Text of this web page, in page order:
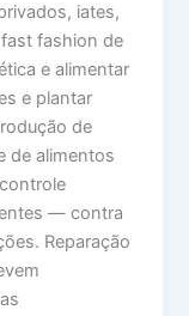
iates,
fashion de
e alimentar
e plantar
de
de alimentos
— contra
Reparação